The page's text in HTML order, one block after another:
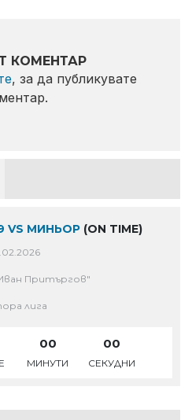
КОМЕНТАР
, за да публикувате
VS МИНЬОР (ON TIME)
Притъргов"
лига
00
МИНУТИ
00
СЕКУДНИ